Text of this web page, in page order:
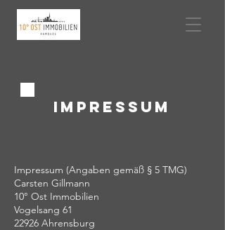
IMPRESSUM
Impressum (Angaben gemäß § 5 TMG)
Carsten Gillmann
10° Ost Immobilien
Vogelsang 61
22926 Ahrensburg